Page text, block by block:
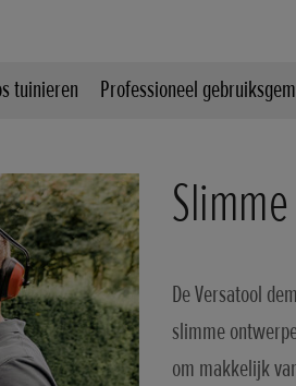
tuinieren Professioneel
De Versatool
slimme
om makkelijk